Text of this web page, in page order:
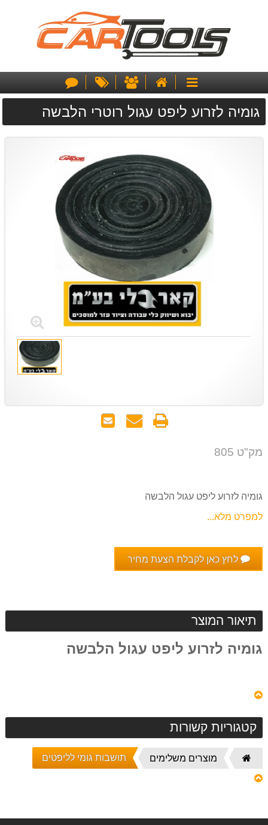
קטגוריותהבית
אודותינומבצעים
קשר
גומיה לזרוע ליפט עגול רוטרי הלבשה
שלח
שאל
מק"ט 805
גומיה לזרוע ליפט עגול הלבשה
למפרט מלא...
לחץ כאן לקבלת הצעת מחיר
תיאור המוצר
גומיה לזרוע ליפט עגול הלבשה
קטגוריות קשורות
דף
הבית
מוצרים משלימים תושבות גומי לליפטים